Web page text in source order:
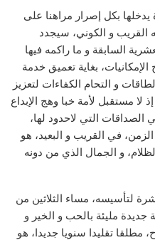
بكل إصرار مراهنا على
القريب و الكوني، سيجدد
السابقة و ما راكمه فيها
بغاية تعميق خدمة
و التحام الكفاءات لتعزيز
لا مستقبل لأمة خبا وهج الإبداع
الصداقات التي لاحدود لها،
في القريب و البعيد، هو
و الجمال الذي من دونه
لتأسيسه، مساء الثلاثين من
سنة جديدة مليئة بالحب و الخير و
مطلقا تقليدا سنويا جديدا، هو